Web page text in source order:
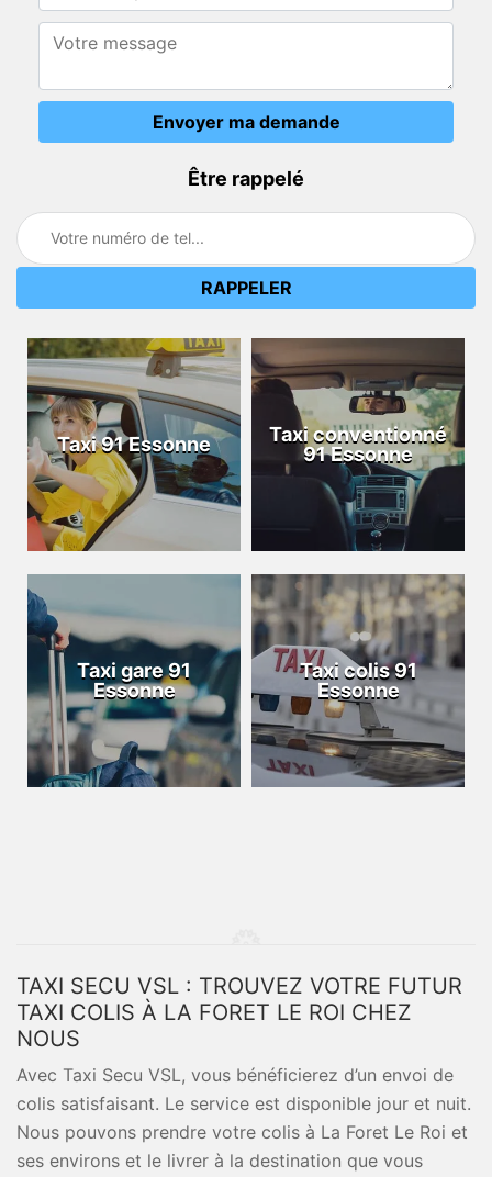
Être rappelé
Taxi 91 Essonne
Taxi conventionné
91 Essonne
Taxi gare 91
Essonne
Taxi colis 91
Essonne
TAXI SECU VSL : TROUVEZ VOTRE FUTUR
TAXI COLIS À LA FORET LE ROI CHEZ
NOUS
Avec Taxi Secu VSL, vous bénéficierez d’un envoi de
colis satisfaisant. Le service est disponible jour et nuit.
Nous pouvons prendre votre colis à La Foret Le Roi et
ses environs et le livrer à la destination que vous